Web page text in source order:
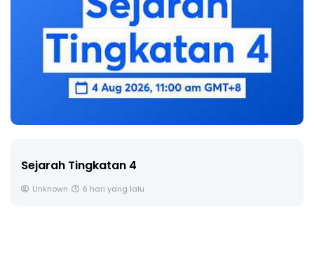
Sejarah Tingkatan 4
Unknown 6 hari yang lalu